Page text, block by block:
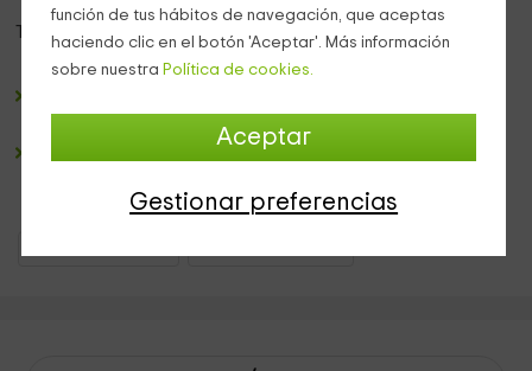
función de tus hábitos de navegación, que aceptas
haciendo clic en el botón 'Aceptar'. Más información
sobre nuestra Política de cookies.
Aceptar
Gestionar preferencias
Tiene algunas cosas en común , como:
barbacoa/horno de leña
servicio de leña en venta.